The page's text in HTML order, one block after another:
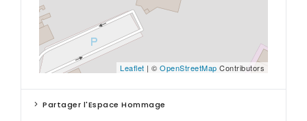
Leaflet | © OpenStreetMap Contributors
Partager l'Espace Hommage